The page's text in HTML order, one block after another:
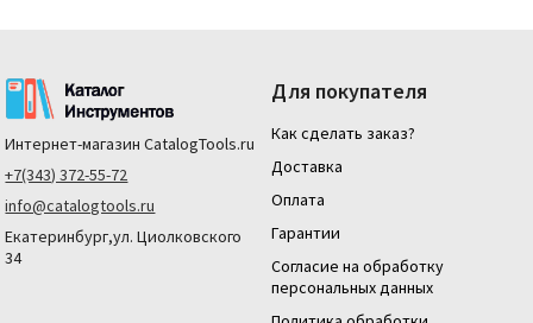
Интернет-магазин CatalogTools.ru
+7(343) 372-55-72
info@catalogtools.ru
Екатеринбург,ул. Циолковского
34
Для покупателя
Как сделать заказ?
Доставка
Оплата
Гарантии
Согласие на обработку
персональных данных